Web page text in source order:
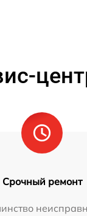
Срочный ремонт